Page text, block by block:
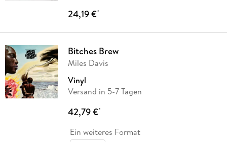
24,19 €*
Bitches Brew
Miles Davis
Vinyl
Versand in 5-7 Tagen
42,79 €*
Ein weiteres Format